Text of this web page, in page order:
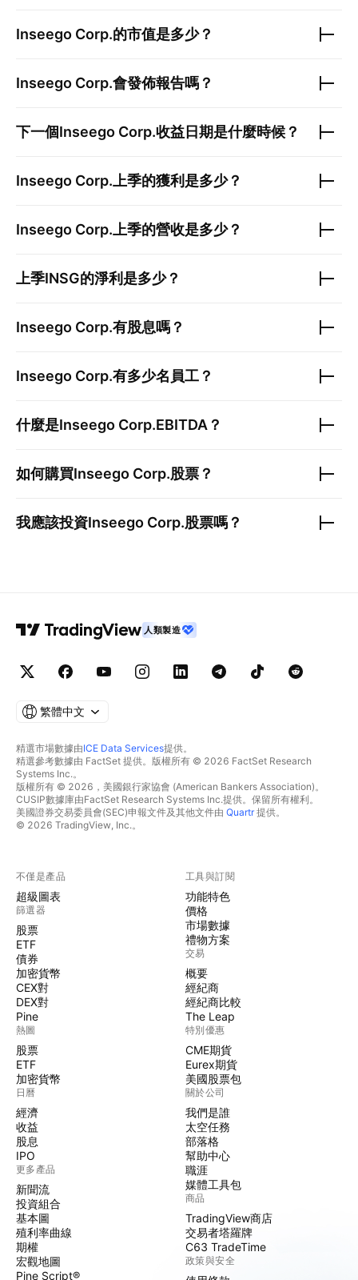
Inseego Corp.的市值是多少？
Inseego Corp.會發佈報告嗎？
下一個Inseego Corp.收益日期是什麼時候？
Inseego Corp. 上季的獲利是多少？
Inseego Corp. 上季的營收是多少？
上季INSG的淨利是多少？
Inseego Corp.有股息嗎？
Inseego Corp.有多少名員工？
什麼是Inseego Corp.EBITDA？
如何購買Inseego Corp.股票？
我應該投資Inseego Corp.股票嗎？
人類製造
繁體中文
精選市場數據由ICE Data Services提供。
精選參考數據由 FactSet 提供。版權所有 © 2026 FactSet Research
Systems Inc.。
版權所有 © 2026，美國銀行家協會 (American Bankers Association)。
CUSIP數據庫由FactSet Research Systems Inc.提供。保留所有權利。
美國證券交易委員會(SEC)申報文件及其他文件由 Quartr提供。
© 2026 TradingView, Inc.。
不僅是產品
超級圖表
篩選器
股票
ETF
債券
加密貨幣
CEX對
DEX對
Pine
熱圖
股票
ETF
加密貨幣
日曆
經濟
收益
股息
IPO
更多產品
新聞流
投資組合
基本圖
殖利率曲線
期權
宏觀地圖
Pine Script®
工具與訂閱
功能特色
價格
市場數據
禮物方案
交易
概要
經紀商
經紀商比較
The Leap
特別優惠
CME期貨
Eurex期貨
美國股票包
關於公司
我們是誰
太空任務
部落格
幫助中心
職涯
媒體工具包
商品
TradingView商店
交易者塔羅牌
C63 TradeTime
政策與安全